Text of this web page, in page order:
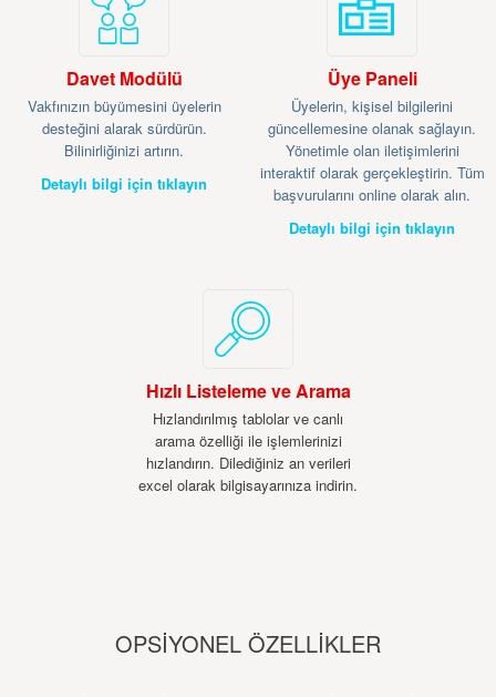
Davet Modülü
Vakfınızın büyümesini üyelerin
desteğini alarak sürdürün.
Bilinirliğinizi artırın.
Detaylı bilgi için tıklayın
Üye Paneli
Üyelerin, kişisel bilgilerini
güncellemesine olanak sağlayın.
Yönetimle olan iletişimlerini
interaktif olarak gerçekleştirin. Tüm
başvurularını online olarak alın.
Detaylı bilgi için tıklayın
Hızlı Listeleme ve Arama
Hızlandırılmış tablolar ve canlı
arama özelliği ile işlemlerinizi
hızlandırın. Dilediğiniz an verileri
excel olarak bilgisayarınıza indirin.
OPSİYONEL ÖZELLİKLER